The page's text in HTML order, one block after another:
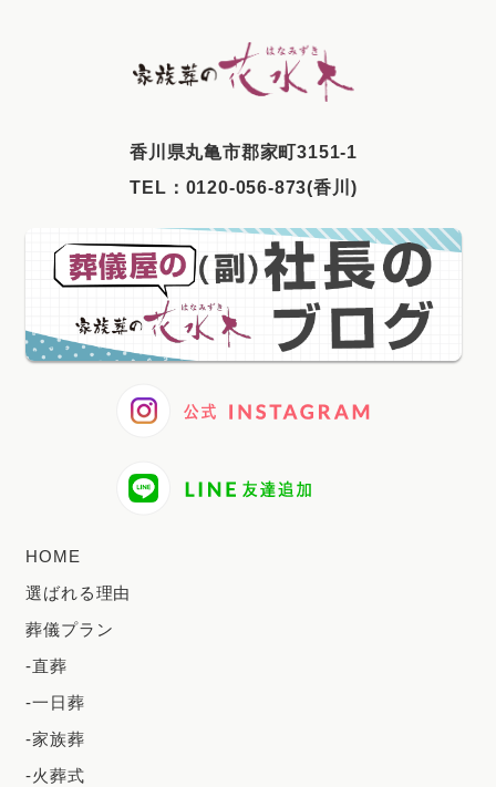
2025年2月
2025年1月
2024年12月
2024年2月
2023年12月
⾹川県丸⻲市郡家町3151-1
TEL： 0120-056-873(香川)
HOME
選ばれる理由
葬儀プラン
-直葬
-一日葬
-家族葬
-火葬式